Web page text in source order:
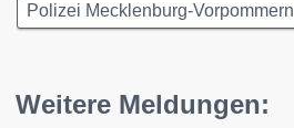
Polizei Mecklenburg-Vorpommern
Weitere Meldungen: